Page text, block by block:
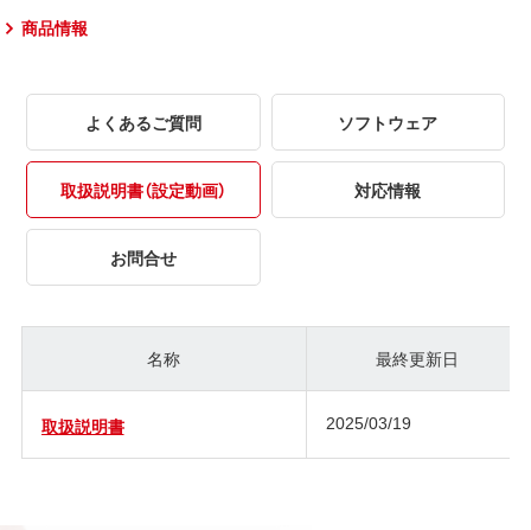
商品情報
よくあるご質問 ソフトウェア
取扱説明書（設定動画） 対応情報
お問合せ
名称 最終更新日
取扱説明書 2025/03/19